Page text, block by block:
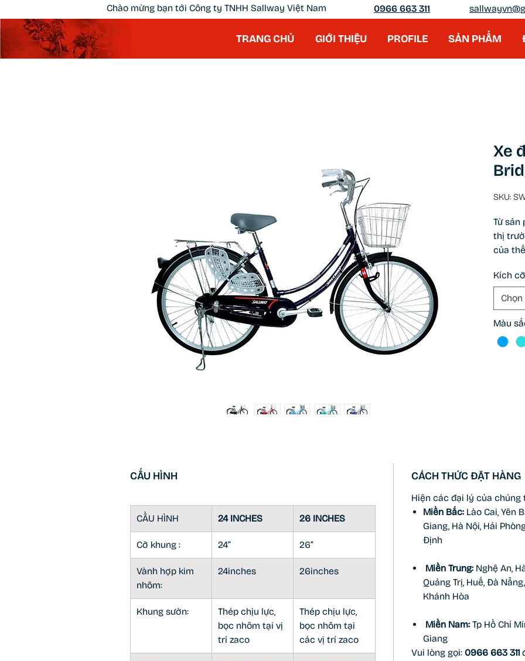
Chào mừng bạn tới Công ty TNHH Sallway Việt Nam 0966 663 311
TRANG CHỦ GIỚI THIỆU PROFILE SẢN PHẨM
Xe
SKU:
Từ sản
thị
của
ty đã
350
nhôm
dòng
các
phẩm
Kích
Chọn
Màu
CẤU HÌNH
CẦU HÌNH 24 INCHES 26 INCHES
Cỡ khung : 24” 26”
Vành hợp kim
nhôm:
24inches 26inches
Khung sườn:
Thép chịu lực,
bọc nhôm tại vị
trí zaco
Thép chịu lực,
bọc nhôm tại
các vị trí zaco
CÁCH THỨC ĐẶT HÀNG
Hiện các đại lý của
Miền Bắc: Lào Cai, Yên
Giang, Hà Nội, Hải
Định
Miền Trung: Nghệ An,
Quảng Trị, Huế, Đà
Khánh Hòa
Miền Nam: Tp Hồ Chí
Giang
Vui lòng gọi: 0966 663 311